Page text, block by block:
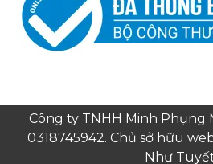
Công ty TNHH Minh Phụng
0318745942. Chủ sở hữu
Như